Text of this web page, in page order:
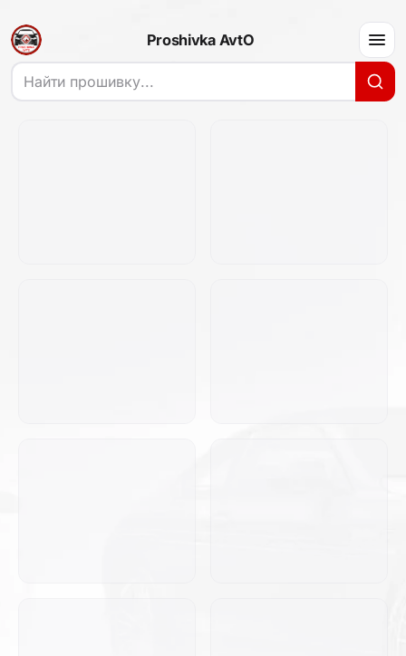
Proshivka AvtO